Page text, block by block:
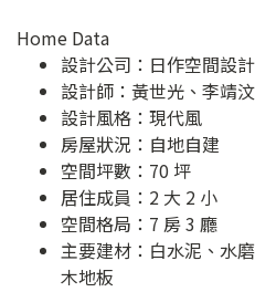
Home Data
設計公司： 日作空間設
設計師：黃世光、李靖汶
設計風格：現代風
房屋狀況：自地自建
空間坪數：70 坪
居住成員：2 大 2 小
空間格局：7 房 3 廳
主要建材：白水泥、水
木地板